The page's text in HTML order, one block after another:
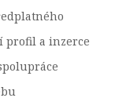
profil a inzerce